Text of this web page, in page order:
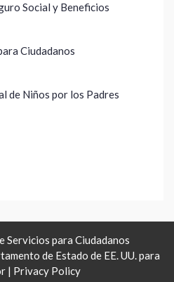
Social y Beneficios
Ciudadanos
de Niños por los Padres
Servicios para Ciudadanos
de Estado de EE. UU. para
| Privacy Policy